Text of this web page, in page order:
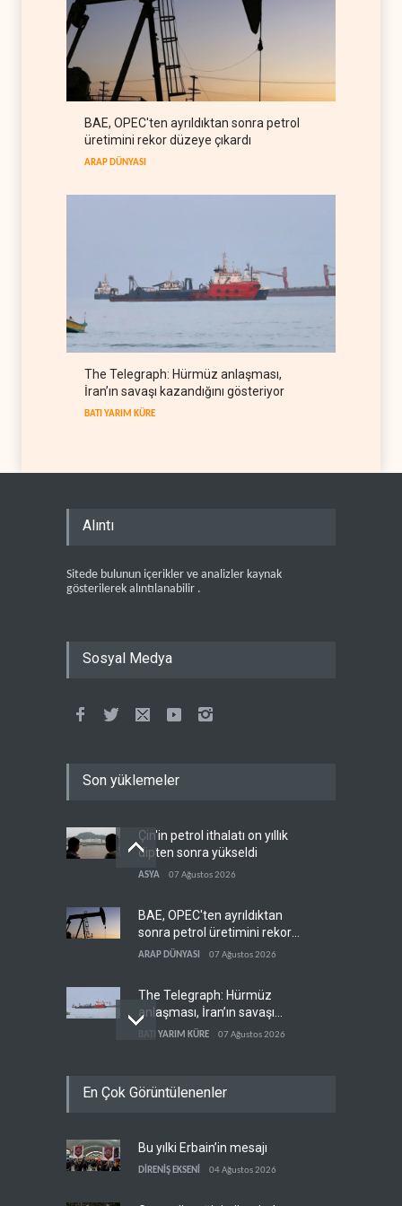
Galibaf, Trump'ın tehdit ve
müzakere mesajlarıyla alay
etti
İRAN 07 Ağustos 2026
bitebilir, ABD silah stokları
zorlanıyor
BAE, OPEC'ten ayrıldıktan sonra petrol
üretimini rekor düzeye çıkardı
ARAP DÜNYASI
The Telegraph: Hürmüz anlaşması,
İran’ın savaşı kazandığını gösteriyor
BATI YARIM KÜRE
Alıntı
Sitede bulunun içerikler ve analizler kaynak
gösterilerek alıntılanabilir .
Sosyal Medya
Son yüklemeler
Çin'in petrol ithalatı on yıllık
dipten sonra yükseldi
ASYA 07 Ağustos 2026
BAE, OPEC'ten ayrıldıktan
sonra petrol üretimini rekor
düzeye çıkardı
ARAP DÜNYASI 07 Ağustos 2026
The Telegraph: Hürmüz
anlaşması, İran’ın savaşı
kazandığını gösteriyor
BATI YARIM KÜRE 07 Ağustos 2026
değiştirecek yeni askeri
İsrail güçleri Lübnan
ordusunu hedef aldı
En Çok Görüntülenenler
Bu yılki Erbain’in mesajı
DİRENİŞ EKSENİ 04 Ağustos 2026